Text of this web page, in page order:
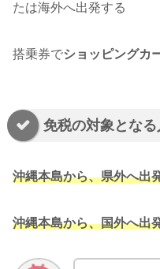
たは海外へ出発する
搭乗券でショッピングカ
免税の対象となる
沖縄本島から、県外へ出
沖縄本島から、国外へ出